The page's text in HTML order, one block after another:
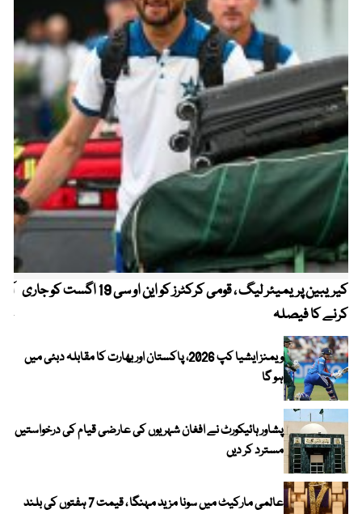
کیریبین پریمیئر لیگ ، قومی کرکٹرز کو این او سی 19 اگست کو جاری
کرنے کا فیصلہ
ویمنز ایشیا کپ 2026، پاکستان اور بھارت کا مقابلہ دبئی میں
ہو گا
پشاور ہائیکورٹ نے افغان شہریوں کی عارضی قیام کی درخواستیں
مسترد کر دیں
عالمی مارکیٹ میں سونا مزید مہنگا ، قیمت 7 ہفتوں کی بلند